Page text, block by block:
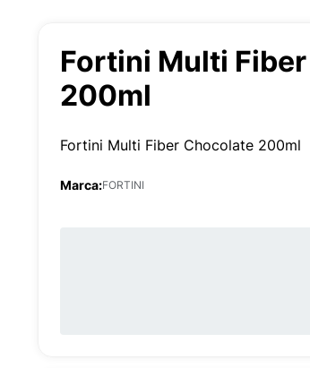
Fortini Multi
200ml
Fortini Multi Fiber Chocolate 200ml
Marca:FORTINI